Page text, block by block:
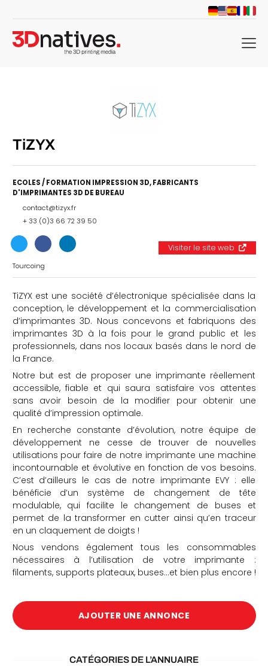
menu
TiZYX
ECOLES / FORMATION IMPRESSION 3D,FABRICANTS
D'IMPRIMANTES 3D DE BUREAU
contact@tizyx.fr
+ 33 (0)3 66 72 39 50
Visiter le site web
Tourcoing
TiZYX est une société d’électronique spécialisée dans la
conception, le développement et la commercialisation
d’imprimantes 3D. Nous concevons et fabriquons des
imprimantes 3D à la fois pour le grand public et les
professionnels, dans nos locaux basés dans le nord de
la France.
Notre but est de proposer une imprimante réellement
accessible, fiable et qui saura satisfaire vos attentes
sans avoir besoin de la modifier pour obtenir une
qualité d’impression optimale.
En recherche constante d’évolution, notre équipe de
développement ne cesse de trouver de nouvelles
utilisations pour faire de notre imprimante une machine
incontournable et évolutive en fonction de vos besoins.
C’est d’ailleurs le cas de notre imprimante EVY : elle
bénéficie d’un système de changement de tête
modulable, qui facilite le changement de buses et
permet de la transformer en cutter ainsi qu’en traceur
en un claquement de doigts !
Nous vendons également tous les consommables
nécessaires à l’utilisation de votre imprimante :
filaments, supports plateaux, buses…et bien plus encore !
AJOUTER UNE ANNONCE
CATÉGORIES DE L’ANNUAIRE